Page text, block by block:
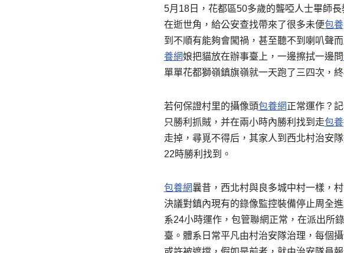
5月18日，花都區50多歲的聾啞人士畢師
在逝世角，給公安查找帶來了很多未便包養
到不順有能夠會闖禍，甚至聽不到喇叭聲
養網娘把貓放在辦事臺上，一邊擦拭一邊問
單單花都獅嶺鎮旗嶺就一天跑了三四次，終
若何保證村里的攝像頭包養網正常運作？
只勝利抓賊，并在兩小時內勝利找到走包養
走掉，尋覓不得后，其家人到西北村治安
22時勝利找到。
包養網曩昔，西北村與良多城中村一樣，
決議對鎮內現有的錄像監控裝備停止周全
系24小時運作，包管聯網正常，在派出所
臺。體系日常平凡由村治安隊治理，每個